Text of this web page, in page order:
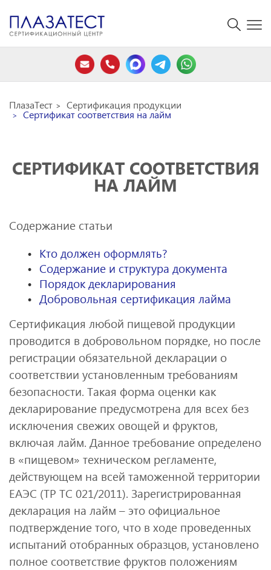
ПлазаТест Сертификация продукции
Сертификат соответствия на лайм
СЕРТИФИКАТ СООТВЕТСТВИЯ
НА ЛАЙМ
Содержание статьи
Кто должен оформлять?
Содержание и структура документа
Порядок декларирования
Добровольная сертификация лайма
Сертификация любой пищевой продукции
проводится в добровольном порядке, но после
регистрации обязательной декларации о
соответствии установленным требованиям
безопасности. Такая форма оценки как
декларирование предусмотрена для всех без
исключения свежих овощей и фруктов,
включая лайм. Данное требование определено
в «пищевом» техническом регламенте,
действующем на всей таможенной территории
ЕАЭС (ТР ТС 021/2011). Зарегистрированная
декларация на лайм – это официальное
подтверждение того, что в ходе проведенных
испытаний отобранных образцов, установлено
полное соответствие фруктов положениям